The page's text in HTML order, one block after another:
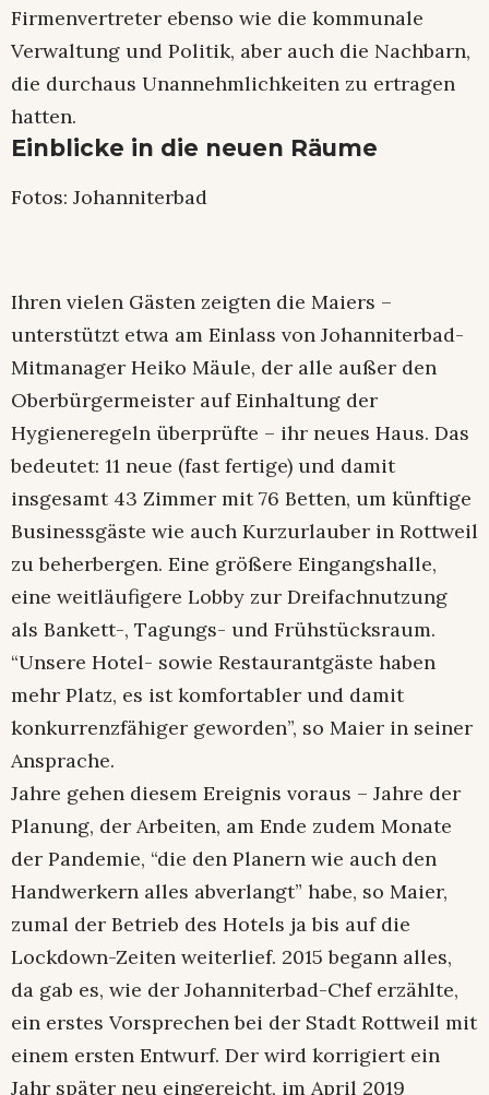
Firmenvertreter ebenso wie die kommunale
Verwaltung und Politik, aber auch die Nachbarn,
die durchaus Unannehmlichkeiten zu ertragen
hatten.
Einblicke in die neuen Räume
Fotos: Johanniterbad
Ihren vielen Gästen zeigten die Maiers –
unterstützt etwa am Einlass von Johanniterbad-
Mitmanager Heiko Mäule, der alle außer den
Oberbürgermeister auf Einhaltung der
Hygieneregeln überprüfte – ihr neues Haus. Das
bedeutet: 11 neue (fast fertige) und damit
insgesamt 43 Zimmer mit 76 Betten, um künftige
Businessgäste wie auch Kurzurlauber in Rottweil
zu beherbergen. Eine größere Eingangshalle,
eine weitläufigere Lobby zur Dreifachnutzung
als Bankett-, Tagungs- und Frühstücksraum.
“Unsere Hotel- sowie Restaurantgäste haben
mehr Platz, es ist komfortabler und damit
konkurrenzfähiger geworden”, so Maier in seiner
Ansprache.
Jahre gehen diesem Ereignis voraus – Jahre der
Planung, der Arbeiten, am Ende zudem Monate
der Pandemie, “die den Planern wie auch den
Handwerkern alles abverlangt” habe, so Maier,
zumal der Betrieb des Hotels ja bis auf die
Lockdown-Zeiten weiterlief. 2015 begann alles,
da gab es, wie der Johanniterbad-Chef erzählte,
ein erstes Vorsprechen bei der Stadt Rottweil mit
einem ersten Entwurf. Der wird korrigiert ein
Jahr später neu eingereicht, im April 2019